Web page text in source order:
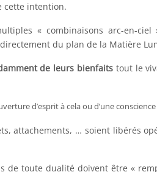
cette intention.
« combinaisons arc-en-
du plan de la Matière
de leurs bienfaitstout le
d’esprit à cela ou d’une
attachements, … soient libérés
de toute dualité doivent être «